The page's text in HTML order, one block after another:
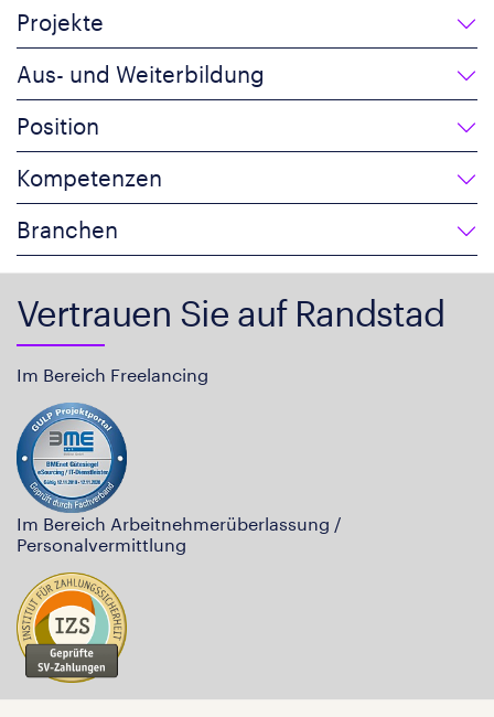
Projekte
Aus- und Weiterbildung
Position
Kompetenzen
Branchen
Vertrauen Sie auf Randstad
Im Bereich Freelancing
Im Bereich Arbeitnehmerüberlassung /
Personalvermittlung